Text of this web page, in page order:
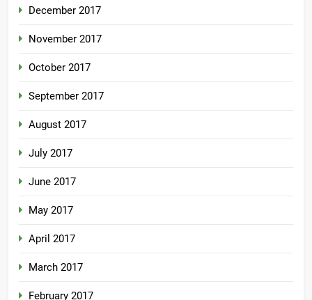
December 2017
November 2017
October 2017
September 2017
August 2017
July 2017
June 2017
May 2017
April 2017
March 2017
February 2017